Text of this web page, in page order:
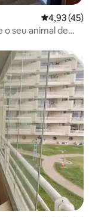
Classificação
4,93 (45)